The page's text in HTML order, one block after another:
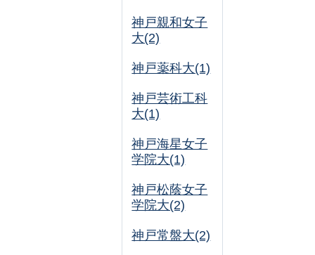
神戸親和女子
大(2)
神戸薬科大(1)
神戸芸術工科
大(1)
神戸海星女子
学院大(1)
神戸松蔭女子
学院大(2)
神戸常盤大(2)